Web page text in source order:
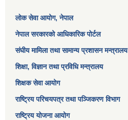
लोक सेवा आयोग, नेपाल
नेपाल सरकारको आधिकारिक पोर्टल
संघीय मामिला तथा सामान्य प्रशासन मन्त्रालय
शिक्षा, विज्ञान तथा प्रविधि मन्त्रालय
शिक्षक सेवा आयोग
राष्ट्रिय परिचयपत्र तथा पञ्जिकरण विभाग
राष्ट्रिय योजना आयोग